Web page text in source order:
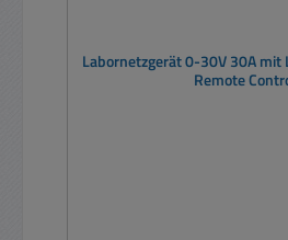
Labornetzgerät 0-30V 30A mit
Remote